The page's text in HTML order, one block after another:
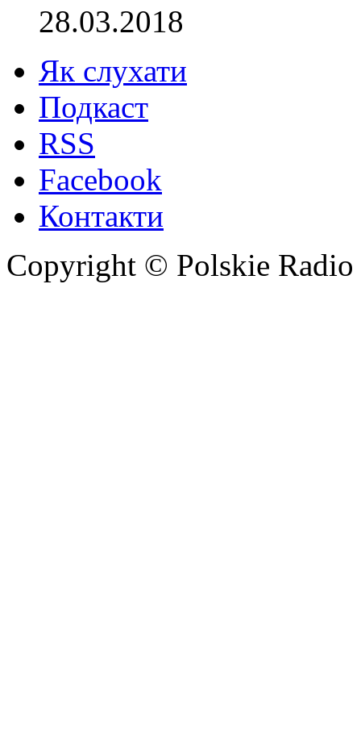
28.03.2018
Як слухати
Подкаст
RSS
Facebook
Контакти
Copyright © Polskie